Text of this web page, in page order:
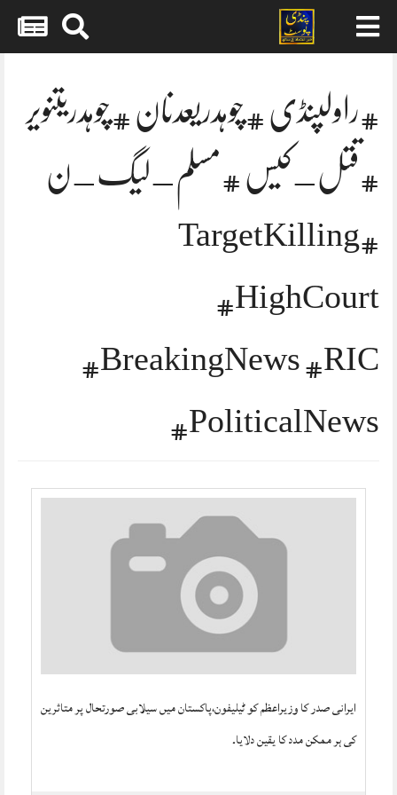
#راولپنڈی #چوہدریعدنان #چوہدریتنویر
#قتل_کیس #مسلم_لیگ_ن
#TargetKilling
#HighCourt
#BreakingNews #RIC
#PoliticalNews
ایرانی صدر کا وزیراعظم کو ٹیلیفون،پاکستان میں سیلابی صورتحال پر متاثرین
کی ہر ممکن مدد کا یقین دلایا۔